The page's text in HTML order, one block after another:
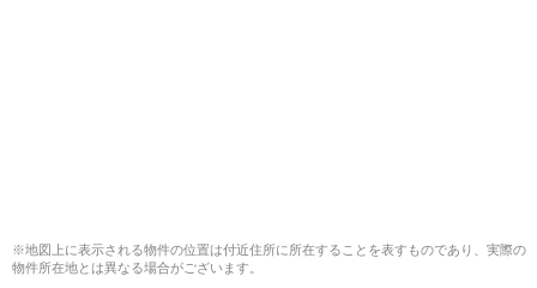
※地図上に表示される物件の位置は付近住所に所在することを表すものであり、実際の
物件所在地とは異なる場合がございます。